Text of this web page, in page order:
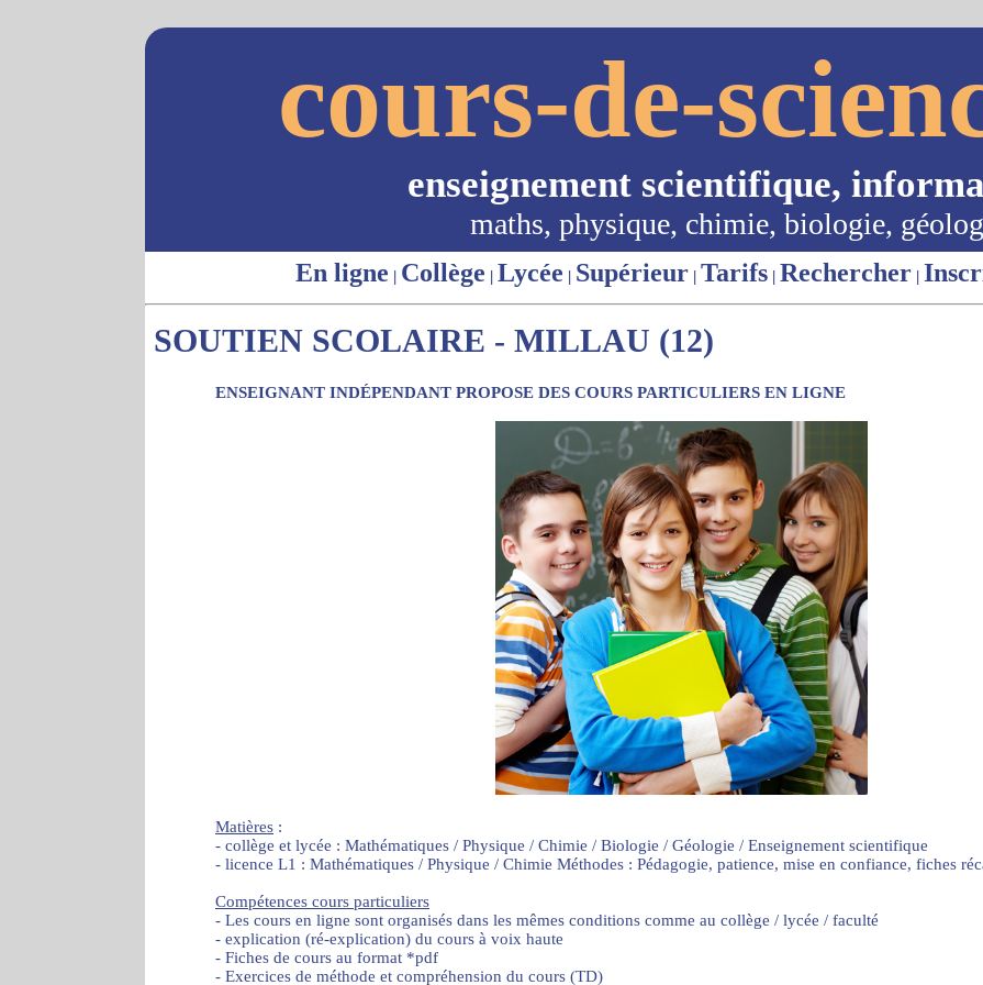
cours-de-
enseignement scientifique,
maths, physique, chimie, biologie,
En ligne | Collège | Lycée | Supérieur | Tarifs | Rechercher |
SOUTIEN SCOLAIRE - MILLAU (12)
ENSEIGNANT INDÉPENDANT PROPOSE DES COURS PARTICULIERS EN LIGNE
Matières :
- collège et lycée : Mathématiques / Physique / Chimie / Biologie / Géologie / Enseignement scientifique
- licence L1 : Mathématiques / Physique / Chimie Méthodes : Pédagogie, patience, mise en confiance, fiches
Compétences cours particuliers
- Les cours en ligne sont organisés dans les mêmes conditions comme au collège / lycée / faculté
- explication (ré-explication) du cours à voix haute
- Fiches de cours au format *pdf
- Exercices de méthode et compréhension du cours (TD)